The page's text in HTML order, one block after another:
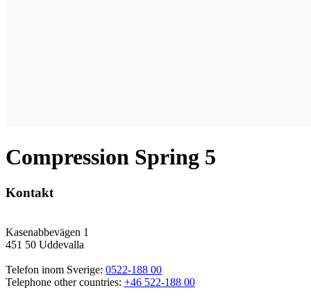
Compression Spring 5
Kontakt
Kasenabbevägen 1
451 50 Uddevalla
Telefon inom Sverige: 0522-188 00
Telephone other countries: +46 522-188 00